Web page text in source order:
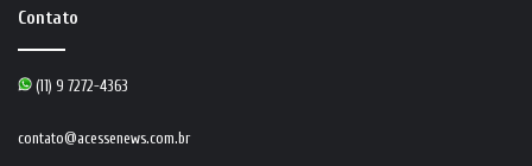
Contato
(11) 9 7272-4363
contato@acessenews.com.br